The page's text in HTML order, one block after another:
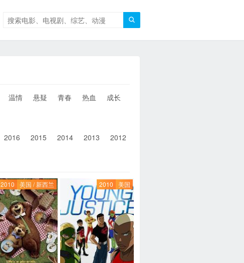

温情 悬疑 青春 热血 成长
2016 2015 2014 2013 2012
2010 美国 / 新西兰 2010 美国